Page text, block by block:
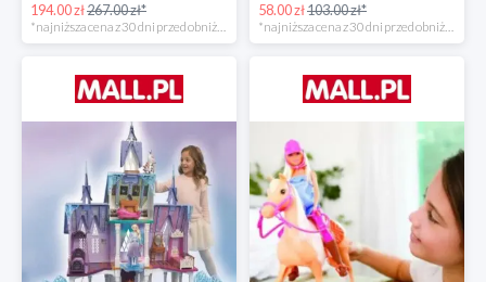
194.00 zł267.00 zł*
*najniższa cena z 30 dni przed obniżką
58.00 zł103.00 zł*
*najniższa cena z 30 dni przed obniżką